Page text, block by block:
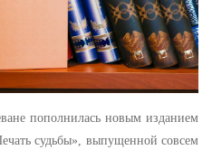
пополнилась новым изданием
судьбы», выпущенной совсем